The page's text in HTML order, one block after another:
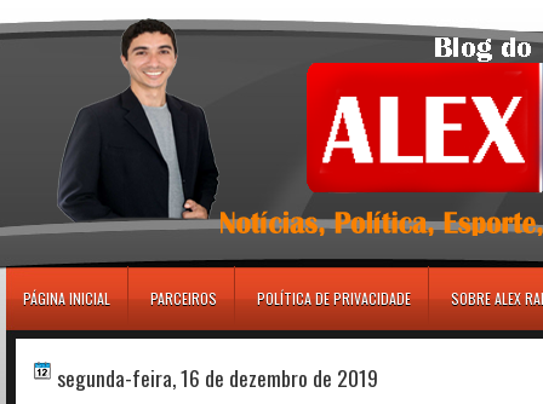
PÁGINA INICIAL PARCEIROS POLÍTICA DE PRIVACIDADE SOBRE ALEX
segunda-feira, 16 de dezembro de 2019